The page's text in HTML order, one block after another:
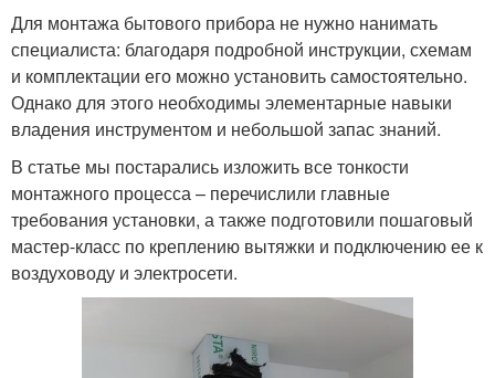
Для монтажа бытового прибора не нужно нанимать
специалиста: благодаря подробной инструкции, схемам
и комплектации его можно установить самостоятельно.
Однако для этого необходимы элементарные навыки
владения инструментом и небольшой запас знаний.
В статье мы постарались изложить все тонкости
монтажного процесса – перечислили главные
требования установки, а также подготовили пошаговый
мастер-класс по креплению вытяжки и подключению ее к
воздуховоду и электросети.